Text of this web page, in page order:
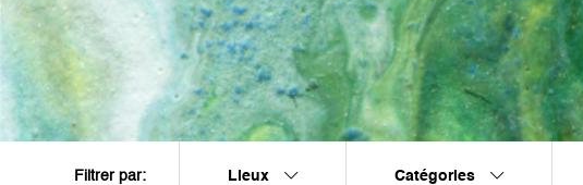
Filtrer par: Lieux Catégories